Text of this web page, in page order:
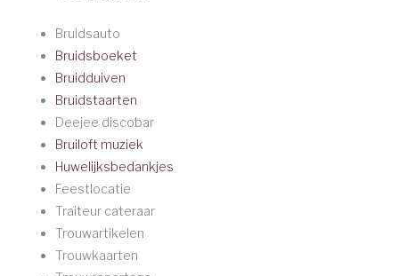
Bruidsauto
Bruidsboeket
Bruidduiven
Bruidstaarten
Deejee discobar
Bruiloft muziek
Huwelijksbedankjes
Feestlocatie
Traiteur cateraar
Trouwartikelen
Trouwkaarten